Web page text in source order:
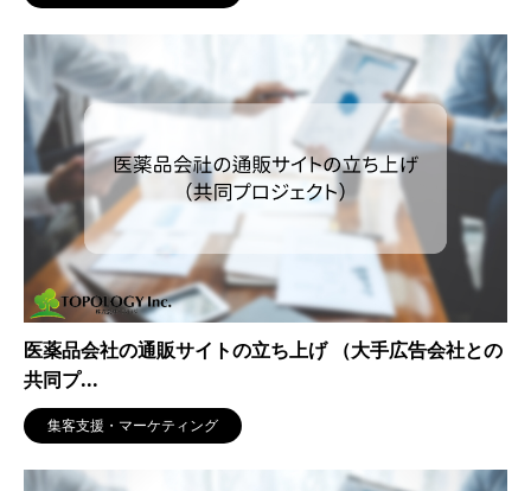
医薬品会社の通販サイトの立ち上げ （大手広告会社との
共同プ...
集客支援・マーケティング